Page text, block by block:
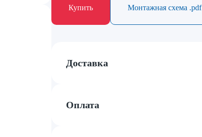
Купить Монтажная схема .pdf
Доставка
Оплата